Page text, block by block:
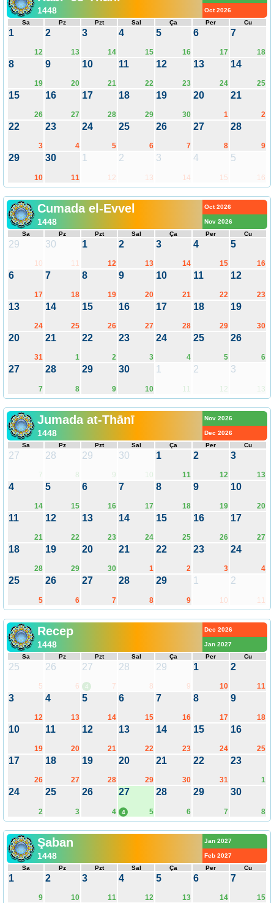
1448
Oct 2026
Sa
Pz Pzt Sal Ça Per Cu
1
12
2
13
3
14
4
15
5
16
6
17
7
18
8
19
9
20
10
21
11
22
12
23
13
24
14
25
15
26
16
27
17
28
18
29
19
30
20
1
21
2
22
3
23
4
24
5
25
6
26
7
27
8
28
9
29
10
30
11
1
12
2
13
3
14
4
15
5
16
Cumada el-Evvel
1448
Oct 2026
Nov 2026
Sa
Pz Pzt Sal Ça Per Cu
29
10
30
11
1
12
2
13
3
14
4
15
5
16
6
17
7
18
8
19
9
20
10
21
11
22
12
23
13
24
14
25
15
26
16
27
17
28
18
29
19
30
20
31
21
1
22
2
23
3
24
4
25
5
26
6
27
7
28
8
29
9
30
10
1
11
2
12
3
13
Jumada at-Thānī
1448
Nov 2026
Dec 2026
Sa
Pz Pzt Sal Ça Per Cu
27
7
28
8
29
9
30
10
1
11
2
12
3
13
4
14
5
15
6
16
7
17
8
18
9
19
10
20
11
21
12
22
13
23
14
24
15
25
16
26
17
27
18
28
19
29
20
30
21
1
22
2
23
3
24
4
25
5
26
6
27
7
28
8
29
9
1
10
2
11
Recep
1448
Dec 2026
Jan 2027
Sa
Pz Pzt Sal Ça Per Cu
25
5
26
6
27
7
4
28
8
29
9
1
10
2
11
3
12
4
13
5
14
6
15
7
16
8
17
9
18
10
19
11
20
12
21
13
22
14
23
15
24
16
25
17
26
18
27
19
28
20
29
21
30
22
31
23
1
24
2
25
3
26
4
27
5
4
28
6
29
7
30
8
Şaban
1448
Jan 2027
Feb 2027
Sa
Pz Pzt Sal Ça Per Cu
1
9
2
10
3
11
4
12
5
13
6
14
7
15